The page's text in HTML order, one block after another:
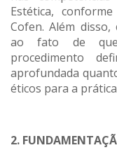
Estética,
Cofen. Além
ao fato de que
procedimento
aprofundada
éticos para a
2.